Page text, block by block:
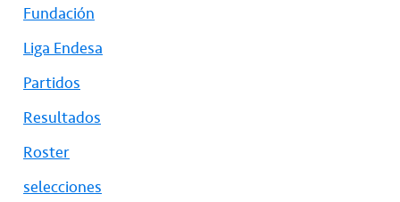
Fundación
Liga Endesa
Partidos
Resultados
Roster
selecciones